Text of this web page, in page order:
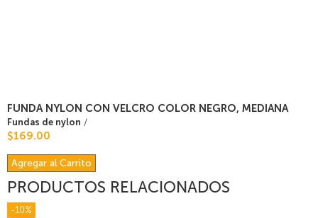
FUNDA NYLON CON VELCRO COLOR NEGRO, MEDIANA
Fundas de nylon /
$169.00
Agregar al Carrito
PRODUCTOS RELACIONADOS
-10%